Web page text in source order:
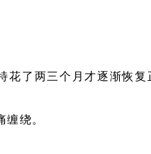
花了两三个月才逐渐恢复
绕。